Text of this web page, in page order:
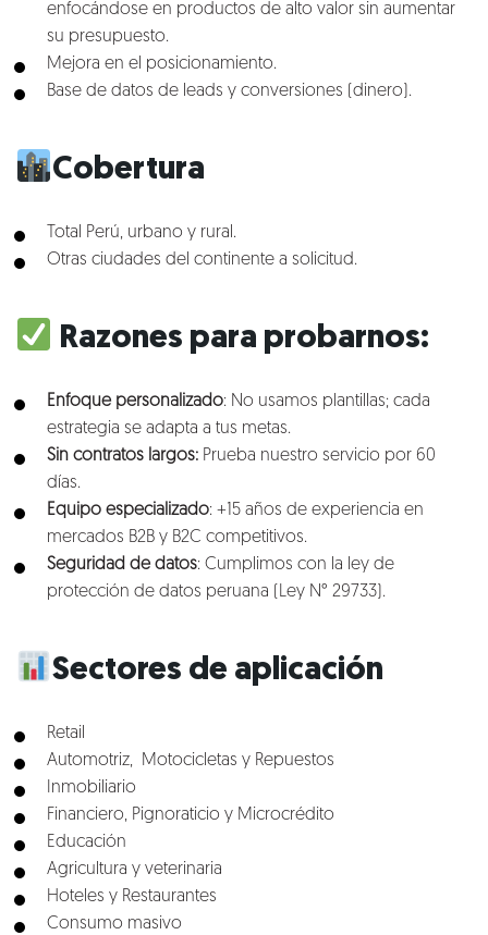
Conversemos
enfocándose en productos de alto valor sin aumentar
su presupuesto.
Mejora en el posicionamiento.
Base de datos de leads y conversiones (dinero).
Cobertura
Total Perú, urbano y rural.
Otras ciudades del continente a solicitud.
Razones para probarnos:
Enfoque personalizado: No usamos plantillas; cada
estrategia se adapta a tus metas.
Sin contratos largos: Prueba nuestro servicio por 60
días.
Equipo especializado: +15 años de experiencia en
mercados B2B y B2C competitivos.
Seguridad de datos: Cumplimos con la ley de
protección de datos peruana (Ley N° 29733).
Sectores de aplicación
Retail
Automotriz, Motocicletas y Repuestos
Inmobiliario
Financiero, Pignoraticio y Microcrédito
Educación
Agricultura y veterinaria
Hoteles y Restaurantes
Consumo masivo